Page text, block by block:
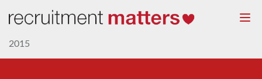
2015